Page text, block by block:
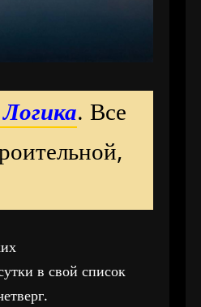
. Все
в свой список